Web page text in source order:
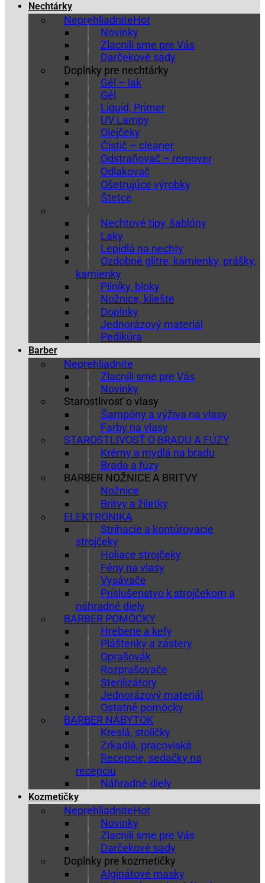
Nechtárky
Neprehliadnite
Novinky
Zlacnili sme pre Vás
Darčekové sady
Doplnky pre nechtárky
Gél – lak
Gél
Liquid, Primer
UV Lampy
Olejčeky
Čistič – cleaner
Odstraňovač – remover
Odlakovač
Ošetrujúce výrobky
Štetce
Nechtové tipy, šablóny
Laky
Lepidlá na nechty
Ozdobné glitre, kamienky, prášky,
kamienky
Pilníky, bloky
Nožnice, kliešte
Doplnky
Jednorázový materiál
Pedikúra
Barber
Neprehliadnite
Zlacnili sme pre Vás
Novinky
Starostlivosť o vlasy
Šampóny a výživa na vlasy
Farby na vlasy
STAROSTLIVOSŤ O BRADU A FÚZY
Krémy a mydlá na bradu
Brada a fúzy
BARBER NOŽNICE A BRITVY
Nožnice
Britvy a žiletky
ELEKTRONIKA
Strihacie a kontúrovacie
strojčeky
Holiace strojčeky
Fény na vlasy
Vysávače
Príslušenstvo k strojčekom a
náhradné diely
BARBER POMÔCKY
Hrebene a kefy
Pláštenky a zástery
Oprašovák
Rozprašovače
Sterilizátory
Jednorázový materiál
Ostatné pomôcky
BARBER NÁBYTOK
Kreslá, stoličky
Zrkadlá, pracoviská
Recepcie, sedačky na
recepciu
Náhradné diely
Kozmetičky
Neprehliadnite
Novinky
Zlacnili sme pre Vás
Darčekové sady
Doplnky pre kozmetičky
Alginátové masky